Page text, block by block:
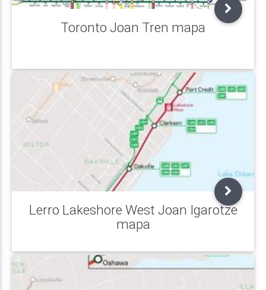
Toronto Joan Tren mapa
Lerro Lakeshore West Joan Igarotze
mapa